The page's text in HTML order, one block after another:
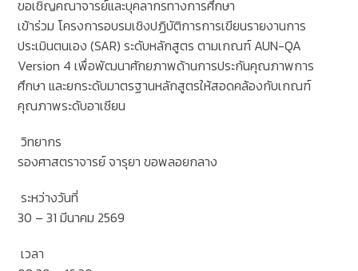
ขอเชิญคณาจารย์และบุคลากรทางการศึกษา
เข้าร่วม โครงการอบรมเชิงปฏิบัติการการเขียนรายงานการ
ประเมินตนเอง (SAR) ระดับหลักสูตร ตามเกณฑ์ AUN-QA
Version 4 เพื่อพัฒนาศักยภาพด้านการประกันคุณภาพการ
ศึกษา และยกระดับมาตรฐานหลักสูตรให้สอดคล้องกับเกณฑ์
คุณภาพระดับอาเซียน
วิทยากร
รองศาสตราจารย์ จารุยา ขอพลอยกลาง
ระหว่างวันที่
30 – 31 มีนาคม 2569
เวลา